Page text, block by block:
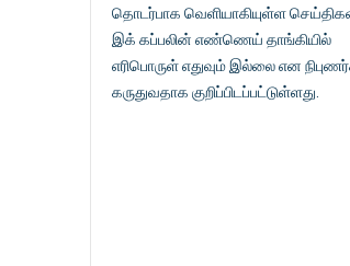
தொடர்பாக வெளியாகியுள்ள
இக் கப்பலின் எண்ணெய் தாங்கியில்
எரிபொருள் எதுவும் இல்லை என
கருதுவதாக குறிப்பிடப்பட்டுள்ளது.